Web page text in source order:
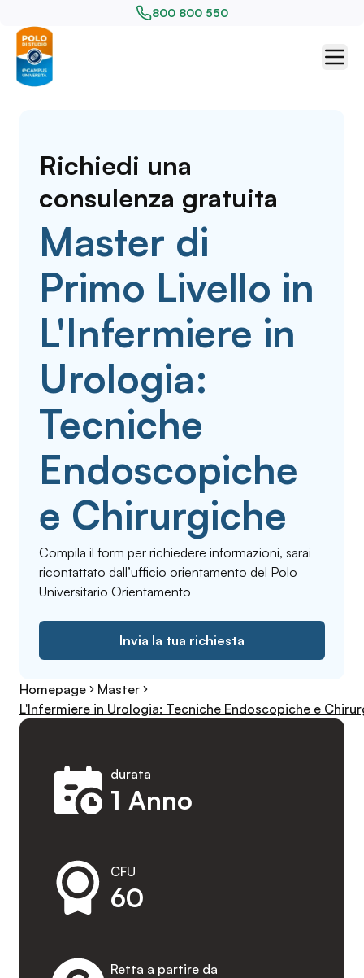
800 800 550
Richiedi una
consulenza gratuita
Master di
Primo Livello in
L'Infermiere in
Urologia:
Tecniche
Endoscopiche
e Chirurgiche
Compila il form per richiedere informazioni, sarai
ricontattato dall’ufficio orientamento del Polo
Universitario Orientamento
Invia la tua richiesta
Homepage
Master
L'Infermiere in Urologia: Tecniche Endoscopiche e
1 Anno
durata
60
CFU
Retta a partire da